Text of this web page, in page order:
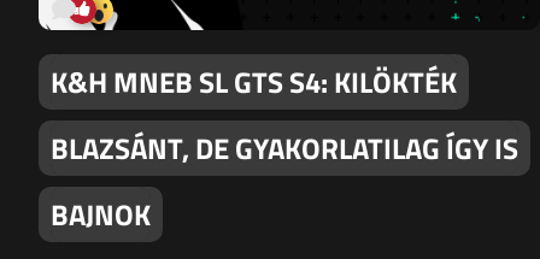
K&H MNEB SL GTS S4: KILÖKTÉK
BLAZSÁNT, DE GYAKORLATILAG ÍGY IS
BAJNOK